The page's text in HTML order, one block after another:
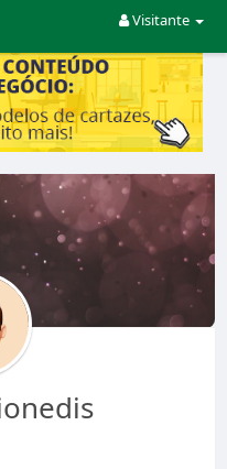
Visitante